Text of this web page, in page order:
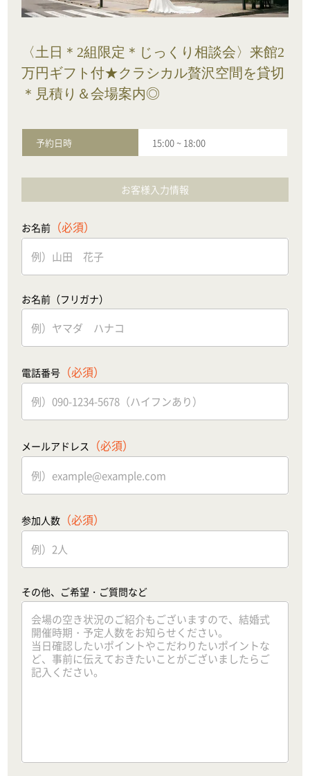
〈土日＊2組限定＊じっくり相談会〉来館2
万円ギフト付★クラシカル贅沢空間を貸切
＊見積り＆会場案内◎
予約日時 15:00~ 18:00
お客様入力情報
お名前 （必須）
お名前（フリガナ）
電話番号 （必須）
メールアドレス （必須）
参加人数 （必須）
その他、ご希望・ご質問など